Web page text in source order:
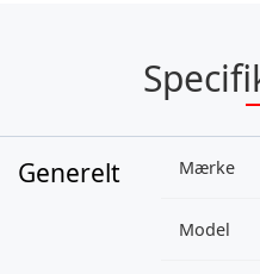
Generelt Mærke
Model